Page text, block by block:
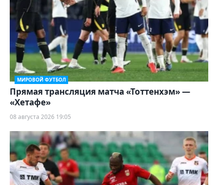
МИРОВОЙ ФУТБОЛ
Прямая трансляция матча «Тоттенхэм» —
«Хетафе»
08 августа 2026 19:05